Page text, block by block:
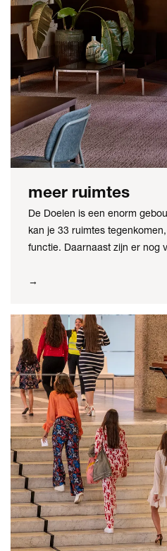
meer ruimtes
De Doelen is een enorm
kan je 33 ruimtes
functie. Daarnaast zijn er nog
→